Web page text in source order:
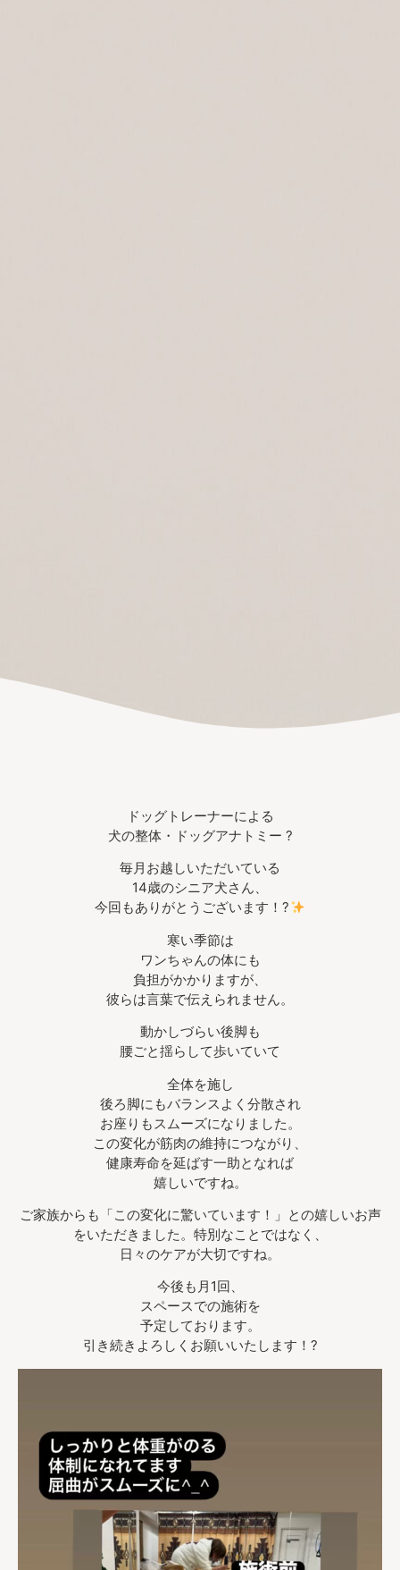
ドッグトレーナーによる
犬の整体・ドッグアナトミー ?
毎月お越しいただいている
14歳のシニア犬さん、
今回もありがとうございます！?
寒い季節は
ワンちゃんの体にも
負担がかかりますが、
彼らは言葉で伝えられません。
動かしづらい後脚も
腰ごと揺らして歩いていて
全体を施し
後ろ脚にもバランスよく分散され
お座りもスムーズになりました。
この変化が筋肉の維持につながり、
健康寿命を延ばす一助となれば
嬉しいですね。
ご家族からも「この変化に驚いています！」との嬉しいお声
をいただきました。特別なことではなく、
日々のケアが大切ですね。
今後も月1回、
スペースでの施術を
予定しております。
引き続きよろしくお願いいたします！?